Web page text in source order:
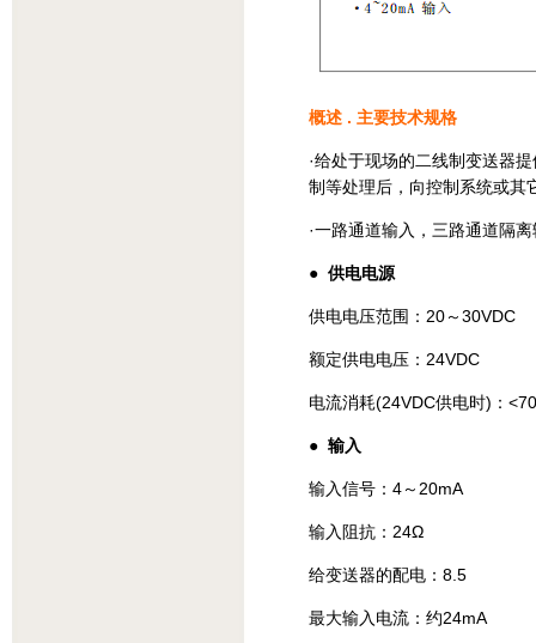
概述 . 主要技术规格
·给处于现场的二线制变送器
制等处理后，向控制系统或其
·一路通道输入，三路通道隔
● 供电电源
供电电压范围：20～30VDC
额定供电电压：24VDC
电流消耗(24VDC供电时)：
● 输入
输入信号：4～20mA
输入阻抗：24Ω
给变送器的配电：8.5
最大输入电流：约24mA